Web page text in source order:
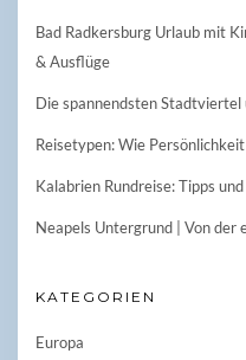
Bad Radkersburg Urlaub mit
& Ausflüge
Die spannendsten Stadtviertel
Reisetypen: Wie
Kalabrien Rundreise: Tipps
Neapels Untergrund | Von der
KATEGORIEN
Europa